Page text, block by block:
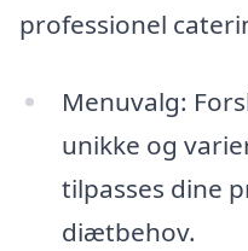
professionel
Menuvalg:
unikke og
tilpasses dine
diætbehov.